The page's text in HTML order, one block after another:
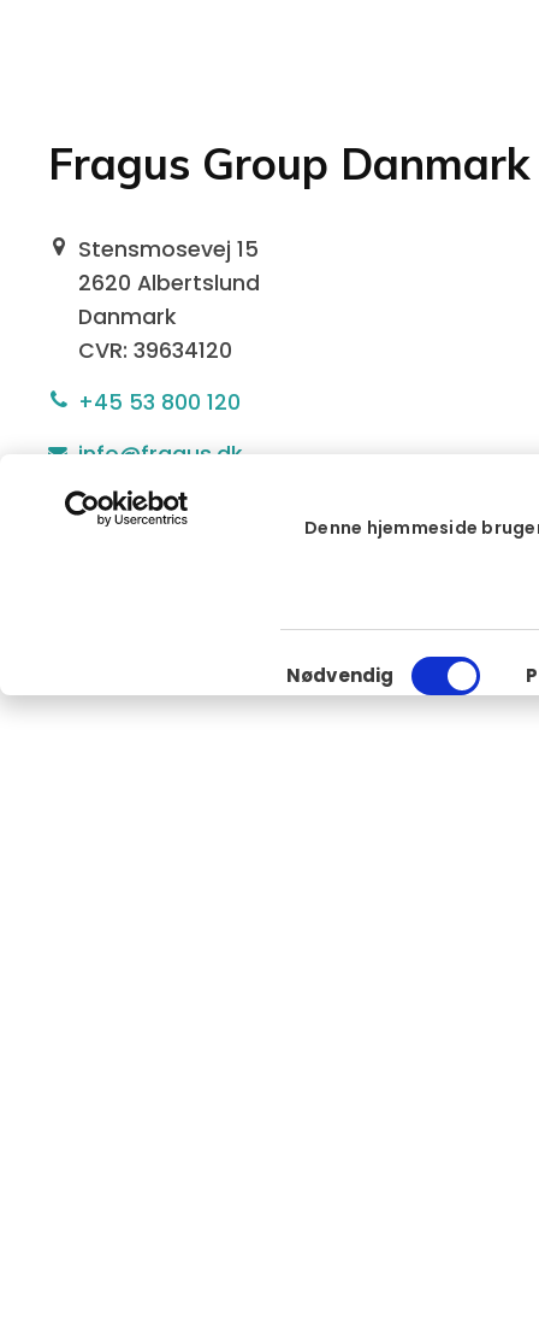
Denne hjemmeside
Samtykkevalg
Nødvendig
Fragus Group Danmark
Stensmosevej 15
2620 Albertslund
Danmark
CVR: 39634120
+45 53 800 120
info@fragus.dk
08.15 -
Man - Tors